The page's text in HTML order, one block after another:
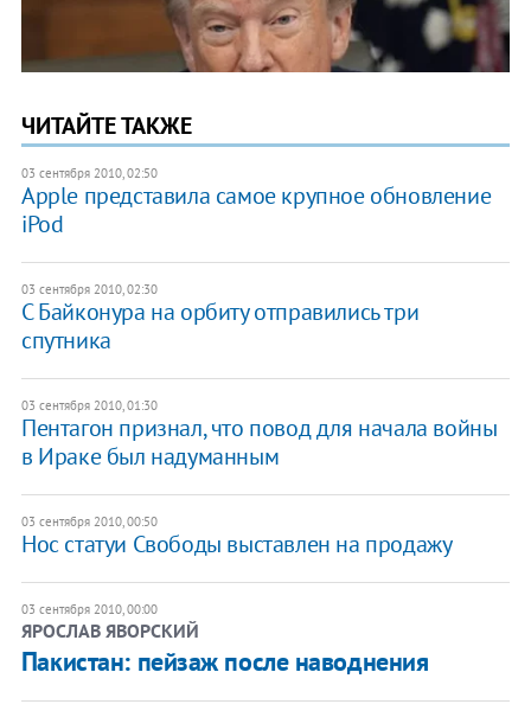
ЧИТАЙТЕ ТАКЖЕ
03 сентября 2010, 02:50
Apple представила самое крупное обновление
iPod
03 сентября 2010, 02:30
С Байконура на орбиту отправились три
спутника
03 сентября 2010, 01:30
Пентагон признал, что повод для начала войны
в Ираке был надуманным
03 сентября 2010, 00:50
Нос статуи Свободы выставлен на продажу
03 сентября 2010, 00:00
ЯРОСЛАВ ЯВОРСКИЙ
​Пакистан: пейзаж после наводнения